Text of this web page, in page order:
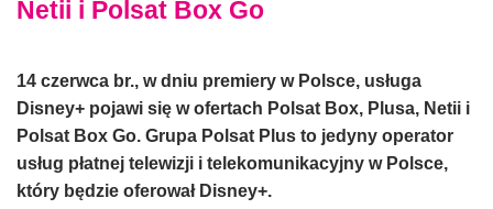
Netii i Polsat Box Go
14 czerwca br., w dniu premiery w Polsce, usługa
Disney+ pojawi się w ofertach Polsat Box, Plusa, Netii i
Polsat Box Go. Grupa Polsat Plus to jedyny operator
usług płatnej telewizji i telekomunikacyjny w Polsce,
który będzie oferował Disney+.